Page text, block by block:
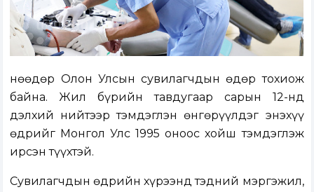
Өнөөдөр Олон Улсын сувилагчдын өдөр тохиож
байна. Жил бүрийн тавдугаар сарын 12-нд
дэлхий нийтээр тэмдэглэн өнгөрүүлдэг энэхүү
өдрийг Монгол Улс 1995 оноос хойш тэмдэглэж
ирсэн түүхтэй.
Сувилагчдын өдрийн хүрээнд тэдний мэргэжил,